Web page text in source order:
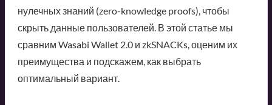
нулечных знаний (zero-knowledge proofs), чтобы
скрыть данные пользователей. В этой статье мы
сравним Wasabi Wallet 2.0 и zkSNACKs, оценим их
преимущества и подскажем, как выбрать
оптимальный вариант.